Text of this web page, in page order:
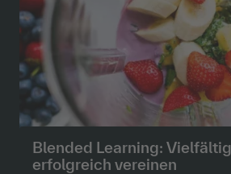
Blended Learning:
erfolgreich vereinen